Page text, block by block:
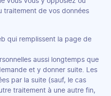
traitement de vos données
qui remplissent la page de
aussi longtemps que
et y donner suite. Les
par la suite (sauf, le cas
traitement à une autre fin,